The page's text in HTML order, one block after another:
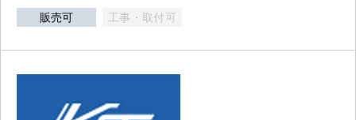
販売可 工事・取付可